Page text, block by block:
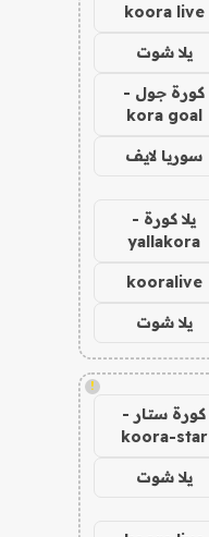
koora live
يلا شوت
كورة جول -
kora goal
سوريا لايف
يلا كورة -
yallakora
kooralive
يلا شوت
!
كورة ستار -
koora-star
يلا شوت